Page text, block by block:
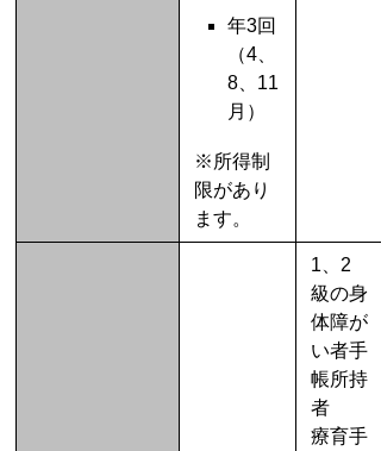
年3回
（4、
8、11
月）
※所得制
限があり
ます。
1、2
級の身
体障が
い者手
帳所持
者
療育手